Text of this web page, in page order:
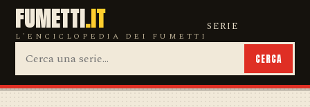
FUMETTI.IT
L'ENCICLOPEDIA DEI FUMETTI
SERIE
CERCA